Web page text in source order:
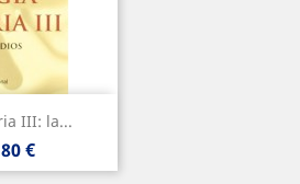
III: la...
€